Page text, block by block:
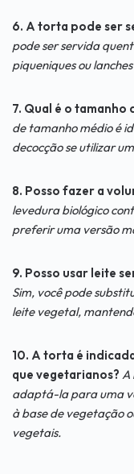
6. A torta pode ser
pode ser servida
piqueniques ou
7. Qual é o
de tamanho médio é
decocção se utilizar
8. Posso fazer a
levedura biológico
preferir uma versão
9. Posso usar leite
Sim, você pode
leite vegetal,
10. A torta é
que vegetarianos? A
adaptá-la para uma
à base de vegetação
vegetais.